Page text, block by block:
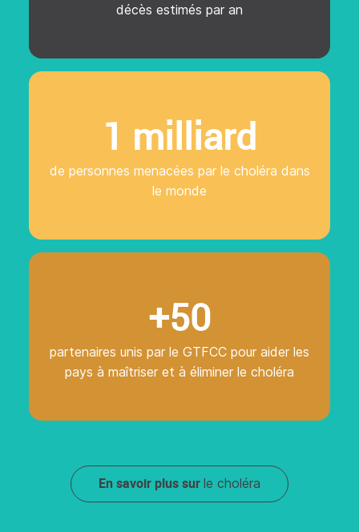
décès estimés par an
1 milliard
de personnes menacées par le choléra dans
le monde
+50
partenaires unis par le GTFCC pour aider les
pays à maîtriser et à éliminer le choléra
En savoir plus sur le choléra